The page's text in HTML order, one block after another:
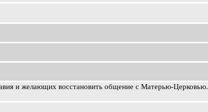
и желающих восстановить общение с Матерью-Церковью.